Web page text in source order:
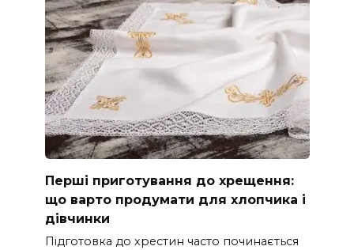
Перші приготування до хрещення:
що варто продумати для хлопчика і
дівчинки
Підготовка до хрестин часто починається